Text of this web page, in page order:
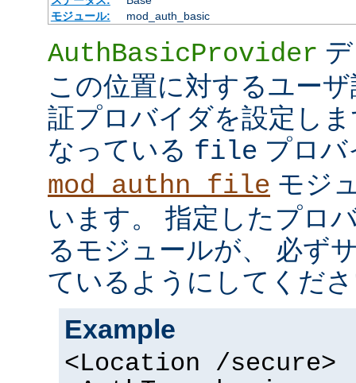
モジュール:
mod_auth_basic
AuthBasicProvider
この位置に対するユー
証プロバイダを設定し
なっている file プロ
mod_authn_file モジ
います。 指定したプロ
るモジュールが、 必ず
ているようにしてくだ
Example
<Location /secure>